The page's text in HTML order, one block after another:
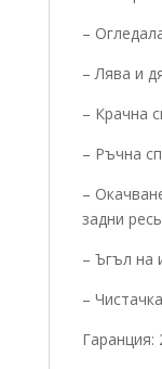
–
– Лява и
– Крачна
– Ръчна
–
задни
– Ъгъл на
–
Гаранция: